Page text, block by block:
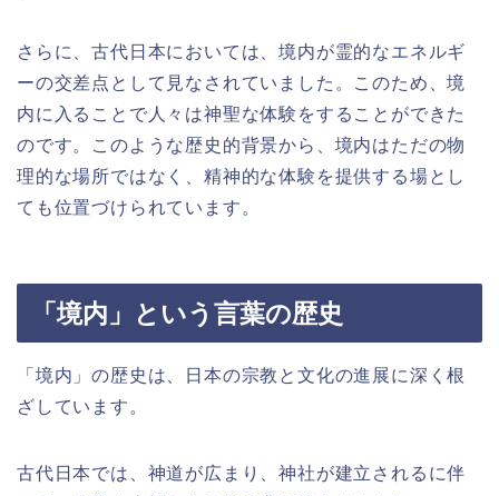
さらに、古代日本においては、境内が霊的なエネルギ
ーの交差点として見なされていました。このため、境
内に入ることで人々は神聖な体験をすることができた
のです。このような歴史的背景から、境内はただの物
理的な場所ではなく、精神的な体験を提供する場とし
ても位置づけられています。
「境内」という言葉の歴史
「境内」の歴史は、日本の宗教と文化の進展に深く根
ざしています。
古代日本では、神道が広まり、神社が建立されるに伴